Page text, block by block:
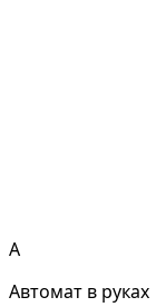
А
Автомат в руках